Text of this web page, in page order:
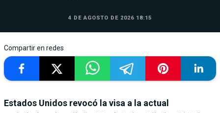
4 DE AGOSTO DE 2026 18:15
Compartir en redes
Estados Unidos revocó la visa a la actual